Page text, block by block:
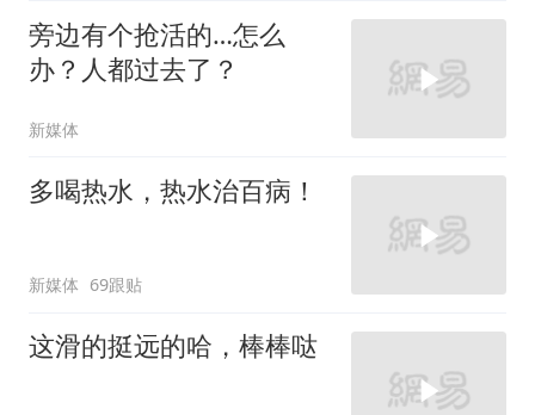
旁边有个抢活的…怎么
办？人都过去了？
新媒体
多喝热水，热水治百病！
新媒体 69跟贴
这滑的挺远的哈，棒棒哒